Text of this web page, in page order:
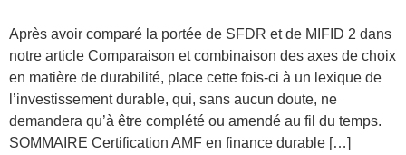
Après avoir comparé la portée de SFDR et de MIFID 2 dans
notre article Comparaison et combinaison des axes de choix
en matière de durabilité, place cette fois-ci à un lexique de
l’investissement durable, qui, sans aucun doute, ne
demandera qu’à être complété ou amendé au fil du temps.
SOMMAIRE Certification AMF en finance durable […]